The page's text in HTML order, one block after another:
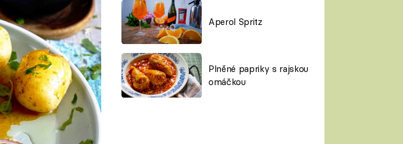
Aperol Spritz
Plněné papriky s rajskou
omáčkou